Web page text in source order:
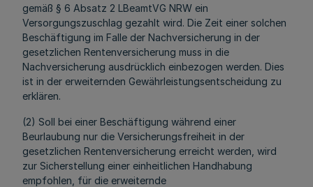
gemäß § 6 Absatz 2 LBeamtVG NRW ein
Versorgungszuschlag gezahlt wird. Die Zeit einer solchen
Beschäftigung im Falle der Nachversicherung in der
gesetzlichen Rentenversicherung muss in die
Nachversicherung ausdrücklich einbezogen werden. Dies
ist in der erweiternden Gewährleistungsentscheidung zu
erklären.
(2) Soll bei einer Beschäftigung während einer
Beurlaubung nur die Versicherungsfreiheit in der
gesetzlichen Rentenversicherung erreicht werden, wird
zur Sicherstellung einer einheitlichen Handhabung
empfohlen, für die erweiternde